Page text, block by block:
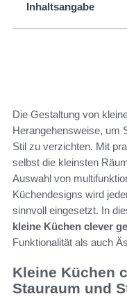
Inhaltsangabe
Die Gestaltung von
Herangehensweise, um
Stil zu verzichten. Mit
selbst die kleinsten
Auswahl von
Küchendesigns wird
sinnvoll eingesetzt. In
kleine Küchen clever
Funktionalität als auch
Kleine Küchen
Stauraum und